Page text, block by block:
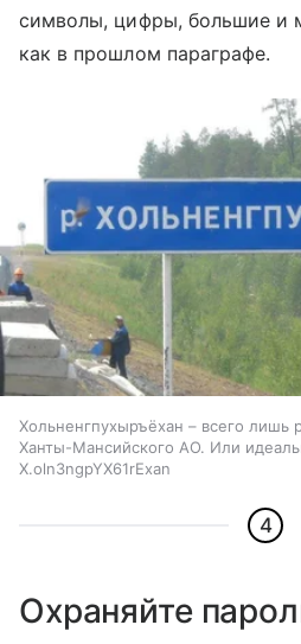
символы, цифры, большие и
как в прошлом параграфе.
Хольненгпухыръёхан – всего лишь
Ханты-Мансийского АО. Или
X.oln3ngpYX61rExan
4
Охраняйте